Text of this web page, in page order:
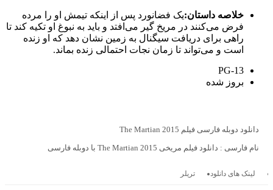
خلاصه داستان:یک فضانورد پس از اینکه تیمش او را مرده
فرض می‌کنند در مریخ گیر می‌افتد و باید به نبوغ او تکیه کند تا
راهی برای دریافت سیگنال به زمین نشان دهد که او زنده
است و می‌تواند تا زمان نجات احتمالی زنده بماند.
PG-13
بروز‌ شده
دانلود دوبله فارسی فیلم The Martian 2015
نام فارسی : دانلود فیلم مریخی The Martian 2015 با دوبله فارسی
لینک های دانلود تریلر